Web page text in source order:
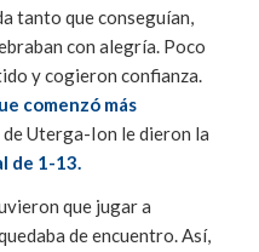
tanto que conseguían,
con alegría. Poco
y cogieron confianza.
comenzó más
Uterga-Ion le dieron la
de 1-13.
que jugar a
de encuentro. Así,